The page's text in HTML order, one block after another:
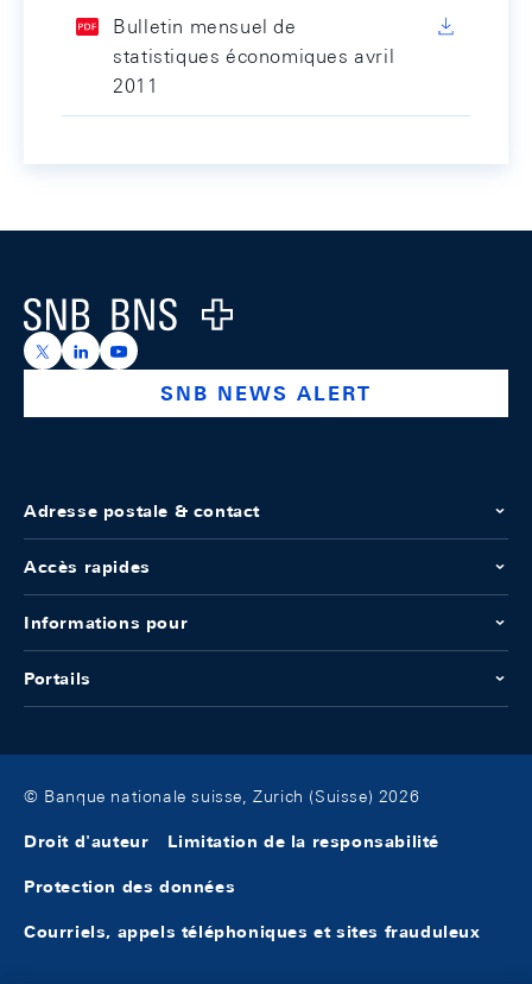
Bulletin mensuel de
statistiques économiques avril
2011
Logo
https://x.com/snb_bns
https://ch.linkedin.com/company/swiss-national-
https://www.youtube.com/@swissnationalbank
SNB NEWS ALERT
Adresse postale & contact
Accès rapides
Informations pour
Portails
© Banque nationale suisse, Zurich (Suisse) 2026
Droit d'auteur Limitation de la responsabilité
Protection des données
Courriels, appels téléphoniques et sites frauduleux